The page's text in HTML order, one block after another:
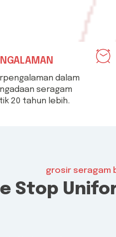
dalam
seragam
20 tahun lebih.
grosir seragam
Stop